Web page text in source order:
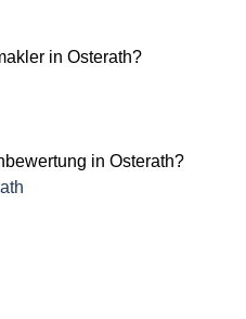
in Osterath?
in Osterath?